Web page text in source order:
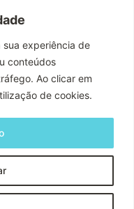
sua experiência de
conteúdos
Ao clicar em
de cookies.